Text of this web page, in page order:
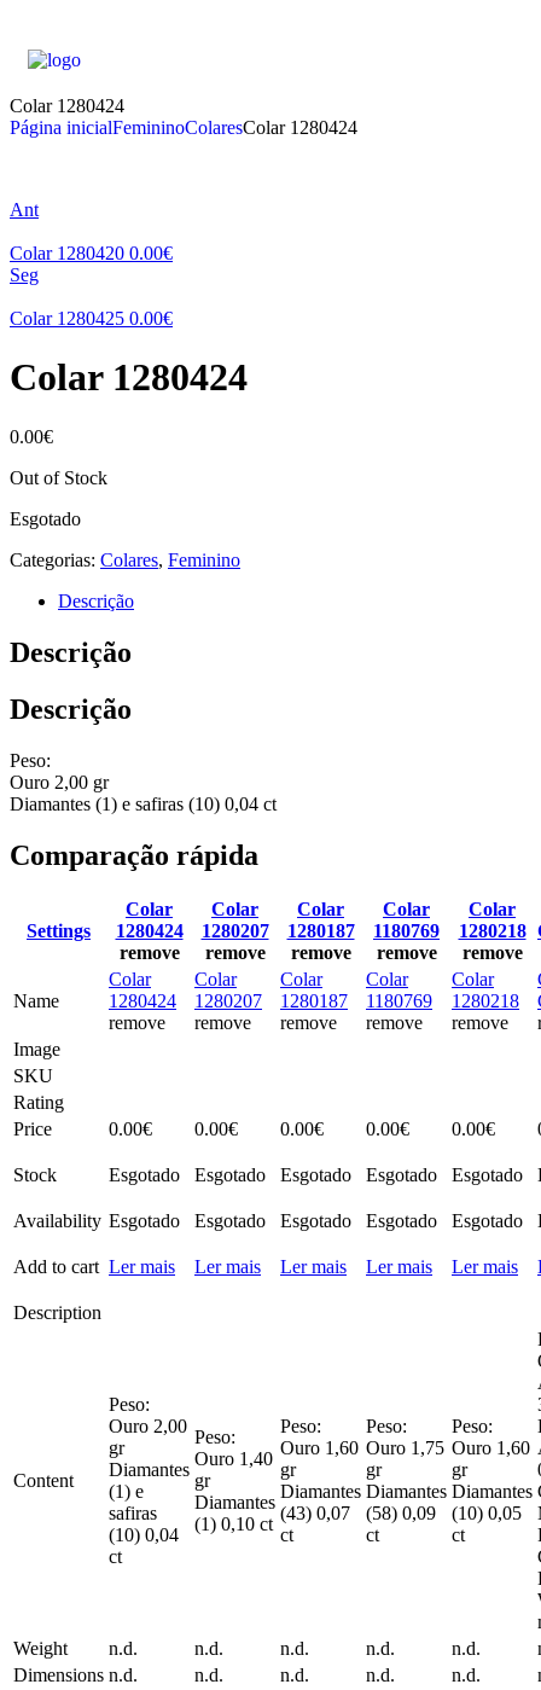
Colar 1280424
Página inicialFemininoColaresColar 1280424
Ant
Colar 1280420 0.00€
Seg
Colar 1280425 0.00€
Colar 1280424
0.00€
Out of Stock
Esgotado
Categorias: Colares, Feminino
Descrição
Descrição
Descrição
Peso:
Ouro 2,00 gr
Diamantes (1) e safiras (10) 0,04 ct
Comparação rápida
Settings
Colar
1280424
remove
Colar
1280207
remove
Colar
1280187
remove
Colar
1180769
remove
Colar
1280218
remove
Name
Colar
1280424
remove
Colar
1280207
remove
Colar
1280187
remove
Colar
1180769
remove
Colar
1280218
remove
Image
SKU
Rating
Price
0.00€ 0.00€ 0.00€ 0.00€ 0.00€
Stock Esgotado Esgotado Esgotado Esgotado Esgotado
Availability Esgotado Esgotado Esgotado Esgotado Esgotado
Add to cart Ler mais Ler mais Ler mais Ler mais Ler mais
Description
Content
Peso:
Ouro 2,00
gr
Diamantes
(1) e
safiras
(10) 0,04
ct
Peso:
Ouro 1,40
gr
Diamantes
(1) 0,10 ct
Peso:
Ouro 1,60
gr
Diamantes
(43) 0,07
ct
Peso:
Ouro 1,75
gr
Diamantes
(58) 0,09
ct
Peso:
Ouro 1,60
gr
Diamantes
(10) 0,05
ct
Weight
n.d. n.d. n.d. n.d. n.d.
Dimensions n.d. n.d. n.d. n.d. n.d.